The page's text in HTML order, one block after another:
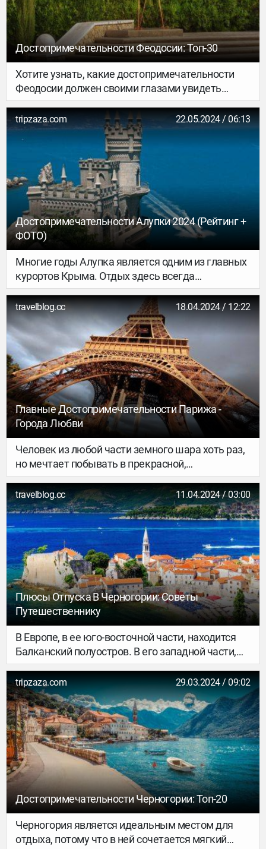
сделают незабываемым отдых на этом курорте.
Достопримечательности Феодосии: Топ-30
Хотите узнать, какие достопримечательности
Феодосии должен своими глазами увидеть
каждый турист? Тогда внимательно изучите этот
обзор. Мы расскажем вам, что посмотреть в
Феодосии следует в обязательном порядке, вне
зависимости от того, как долго продолжается
поездка по гостеприимному городу.
tripzaza.com 22.05.2024 / 06:13
Достопримечательности Алупки 2024 (Рейтинг +
ФОТО)
Многие годы Алупка является одним из главных
курортов Крыма. Отдых здесь всегда
пользовался популярностью, а поток туристов в
город каждое лето просто огромен. Это
совершенно не удивительно, поскольку на
курорте отличные условия для отдыхающих:
прекрасные галечные пляжи, чистейшая
лазурная вода и развлечения. Не знаете что
посмотреть? Многочисленные исторические
достопримечательности Алупки ждут Вас!
travelblog.cc 18.04.2024 / 12:22
Главные Достопримечательности Парижа -
Города Любви
Человек из любой части земного шара хоть раз,
но мечтает побывать в прекрасной,
романтической Франции. Страна стала
настоящим символом любви и искренних
отношений. Историческим центром и столицей
Франции является Париж – город, сохранивший
в себе богатейшую культуру, традиции, и самую
большую часть достопримечательностей
страны.
travelblog.cc 11.04.2024 / 03:00
Плюсы Отпуска В Черногории: Советы
Путешественнику
В Европе, в ее юго-восточной части, находится
Балканский полуостров. В его западной части,
раскинулась Черногория. Балканский
полуостров вдается в море на 950 км.
Адриатическое море и Бока-Которский залив
омывают Черногорию с юго-запада. Вдоль
побережья разбросано 14 островов, береговая
протяженность которых 15.6 км.
tripzaza.com 29.03.2024 / 09:02
Достопримечательности Черногории: Топ-20
Черногория является идеальным местом для
отдыха, потому что в ней сочетается мягкий